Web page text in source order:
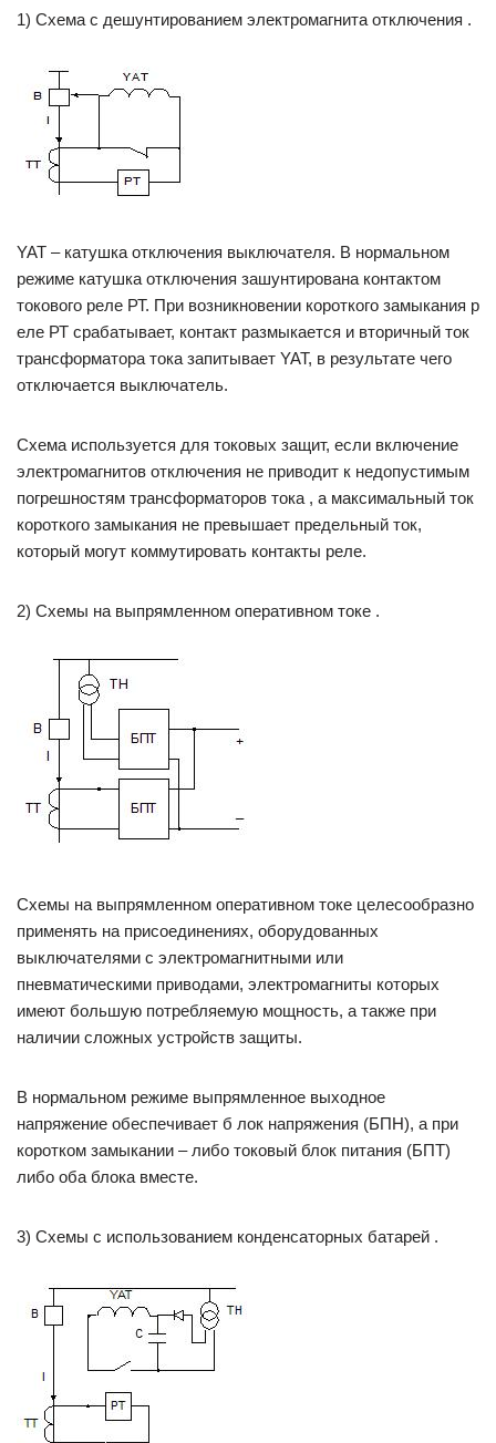
1) Схема с дешунтированием электромагнита отключения .
YAT – катушка отключения выключателя. В нормальном
режиме катушка отключения зашунтирована контактом
токового реле РТ. При возникновении короткого замыкания р
еле РТ срабатывает, контакт размыкается и вторичный ток
трансформатора тока запитывает YAT, в результате чего
отключается выключатель.
Схема используется для токовых защит, если включение
электромагнитов отключения не приводит к недопустимым
погрешностям трансформаторов тока , а максимальный ток
короткого замыкания не превышает предельный ток,
который могут коммутировать контакты реле.
2) Схемы на выпрямленном оперативном токе .
Схемы на выпрямленном оперативном токе целесообразно
применять на присоединениях, оборудованных
выключателями с электромагнитными или
пневматическими приводами, электромагниты которых
имеют большую потребляемую мощность, а также при
наличии сложных устройств защиты.
В нормальном режиме выпрямленное выходное
напряжение обеспечивает б лок напряжения (БПН), а при
коротком замыкании – либо токовый блок питания (БПТ)
либо оба блока вместе.
3) Схемы с использованием конденсаторных батарей .